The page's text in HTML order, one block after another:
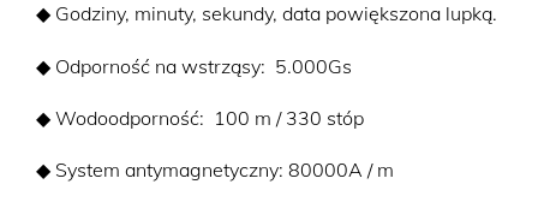
◆ Godziny, minuty, sekundy, data powiększona lupką.
◆ Odporność na wstrząsy: 5.000Gs
◆ Wodoodporność: 100 m / 330 stóp
◆ System antymagnetyczny: 80000A / m